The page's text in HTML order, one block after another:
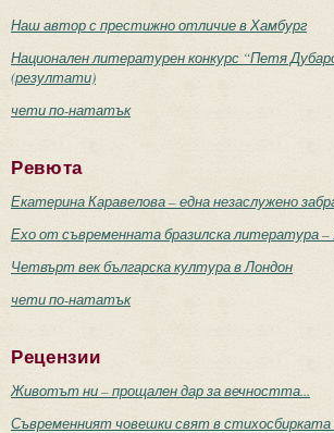
Наш автор с престижно отличие в Хамбург
Национален литературен конкурс “Петя
(резултати)
чети по-нататък
Ревюта
Екатерина Каравелова – една незаслужено
Ехо от съвременната бразилска литература –
Четвърт век българска култура в Лондон
чети по-нататък
Рецензии
Животът ни – прощален дар за вечността...
Съвременният човешки свят в стихосбирката